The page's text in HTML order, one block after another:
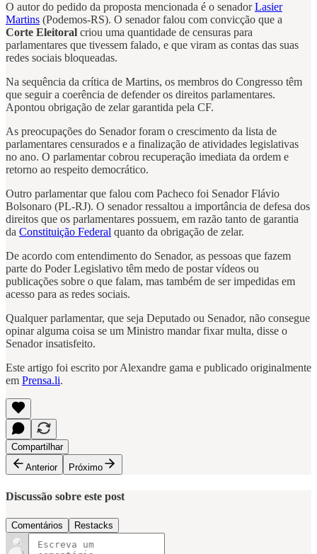
O autor do pedido da proposta mencionada é o senadorLasier
Martins (Podemos-RS). O senador falou com convicção que a
Corte Eleitoral criou uma quantidade de censuras para
parlamentares que tivessem falado, e que viram as contas das suas
redes sociais bloqueadas.
Na sequência da crítica de Martins, os membros do Congresso têm
que seguir a coerência de defender os direitos parlamentares.
Apontou obrigação de zelar garantida pela CF.
As preocupações do Senador foram o crescimento da lista de
parlamentares censurados e a finalização de atividades legislativas
no ano. O parlamentar cobrou recuperação imediata da ordem e
retorno ao respeito democrático.
Outro parlamentar que falou com Pacheco foi Senador Flávio
Bolsonaro (PL-RJ). O senador ressaltou a importância de defesa dos
direitos que os parlamentares possuem, em razão tanto de garantia
da Constituição Federal quanto da obrigação de zelar.
De acordo com entendimento do Senador, as pessoas que fazem
parte do Poder Legislativo têm medo de postar vídeos ou
publicações sobre o que falam, mas também de ser impedidas em
acesso para as redes sociais.
Qualquer parlamentar, que seja Deputado ou Senador, não consegue
opinar alguma coisa se um Ministro mandar fixar multa, disse o
Senador insatisfeito.
Este artigo foi escrito por Alexandre gama e publicado originalmente
em Prensa.li.
Compartilhar
Anterior
Próximo
Discussão sobre este post
Comentários Restacks